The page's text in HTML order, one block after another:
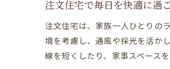
注文住宅で毎日を快適に過
注文住宅は、家族一人ひとりの
境を考慮し、通風や採光を活か
線を短くしたり、家事スペース